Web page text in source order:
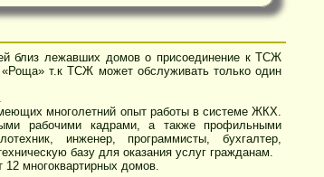
документу
близ лежавших домов о присоединение к ТСЖ
«Роща» т.к ТСЖ может обслуживать только один